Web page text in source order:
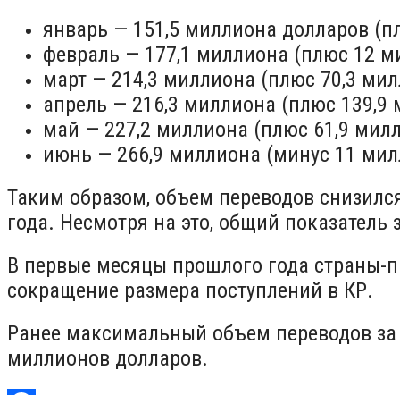
январь — 151,5 миллиона долларов
февраль — 177,1 миллиона (плюс 12
март — 214,3 миллиона (плюс 70,3
апрель — 216,3 миллиона (плюс 139,9
май — 227,2 миллиона (плюс 61,9
июнь — 266,9 миллиона (минус 11
Таким образом, объем переводов
года. Несмотря на это, общий
В первые месяцы прошлого года страны-
сокращение размера поступлений в КР.
Ранее максимальный объем переводов
миллионов долларов.